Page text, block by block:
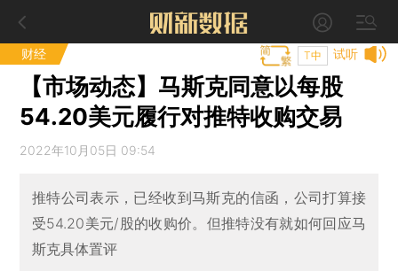
财经 试听
T中
【市场动态】马斯克同意以每股
54.20美元履行对推特收购交易
2022年10月05日 09:54
推特公司表示，已经收到马斯克的信函，公司打算接
受54.20美元/股的收购价。但推特没有就如何回应马
斯克具体置评